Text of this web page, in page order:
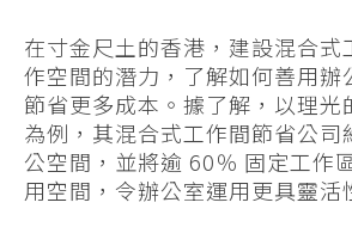
在寸金尺土的香港，建設混合式
作空間的潛力，了解如何善用辦
節省更多成本。據了解，以理光
為例，其混合式工作間節省公司
公空間，並將逾 60％ 固定工作
用空間，令辦公室運用更具靈活